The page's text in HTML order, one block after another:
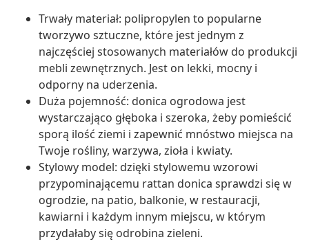
Trwały materiał: polipropylen to popularne
tworzywo sztuczne, które jest jednym z
najczęściej stosowanych materiałów do produkcji
mebli zewnętrznych. Jest on lekki, mocny i
odporny na uderzenia.
Duża pojemność: donica ogrodowa jest
wystarczająco głęboka i szeroka, żeby pomieścić
sporą ilość ziemi i zapewnić mnóstwo miejsca na
Twoje rośliny, warzywa, zioła i kwiaty.
Stylowy model: dzięki stylowemu wzorowi
przypominającemu rattan donica sprawdzi się w
ogrodzie, na patio, balkonie, w restauracji,
kawiarni i każdym innym miejscu, w którym
przydałaby się odrobina zieleni.